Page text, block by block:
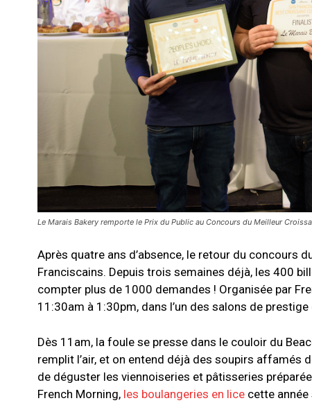
Le Marais Bakery remporte le Prix du Public au Concours du Meilleur
Après quatre ans d’absence, le retour du concours
Franciscains. Depuis trois semaines déjà, les 400
compter plus de 1000 demandes ! Organisée par
11:30am à 1:30pm, dans l’un des salons de
Dès 11am, la foule se presse dans le couloir du
remplit l’air, et on entend déjà des soupirs affamés
de déguster les viennoiseries et pâtisseries
French Morning, les boulangeries en lice cette année